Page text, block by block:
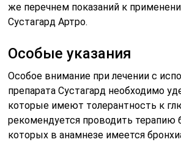
же перечнем показаний к
Сустагард Артро.
Особые указания
Особое внимание при лечении с
препарата Сустагард необходимо
которые имеют толерантность к
рекомендуется проводить терапию
которых в анамнезе имеется